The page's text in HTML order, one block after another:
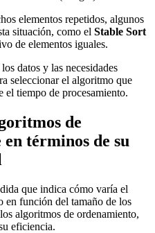
elementos repetidos, algunos
situación, como el Stable Sort
de elementos iguales.
datos y las necesidades
seleccionar el algoritmo que
tiempo de procesamiento.
de
términos de su
que indica cómo varía el
en función del tamaño de los
algoritmos de ordenamiento,
eficiencia.